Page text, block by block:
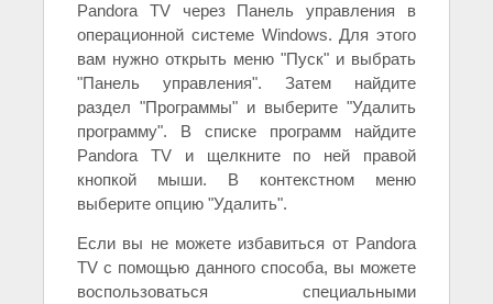
Pandora TV через Панель управления в
операционной системе Windows. Для этого
вам нужно открыть меню "Пуск" и выбрать
"Панель управления". Затем найдите
раздел "Программы" и выберите "Удалить
программу". В списке программ найдите
Pandora TV и щелкните по ней правой
кнопкой мыши. В контекстном меню
выберите опцию "Удалить".
Если вы не можете избавиться от Pandora
TV с помощью данного способа, вы можете
воспользоваться специальными